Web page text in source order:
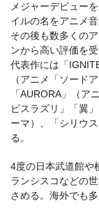
メジャーデビュー
イルの名をアニメ
その後も数多くの
ンから高い評価を受
代表作には「
（アニメ「ソード
「AURORA」（ア
ピスラズリ」「翼
ーマ）、「シリウ
る。
4度の日本武道館や
ランシスコなどの
さめる。海外でも